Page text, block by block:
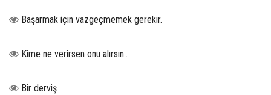
Başarmak için vazgeçmemek gerekir.
Kime ne verirsen onu alırsın..
Bir derviş